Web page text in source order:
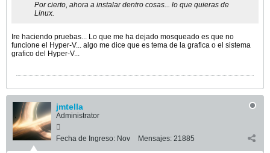
Por cierto, ahora a instalar dentro cosas... lo que quieras de
Linux.
Ire haciendo pruebas... Lo que me ha dejado mosqueado es que no
funcione el Hyper-V... algo me dice que es tema de la grafica o el sistema
grafico del Hyper-V...
jmtella
Administrator
Fecha de Ingreso: Nov Mensajes: 21885